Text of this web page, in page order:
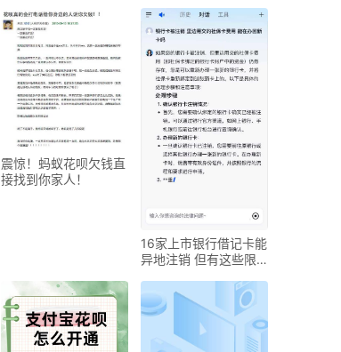
震惊！蚂蚁花呗欠钱直
接找到你家人！
16家上市银行借记卡能
异地注销 但有这些限